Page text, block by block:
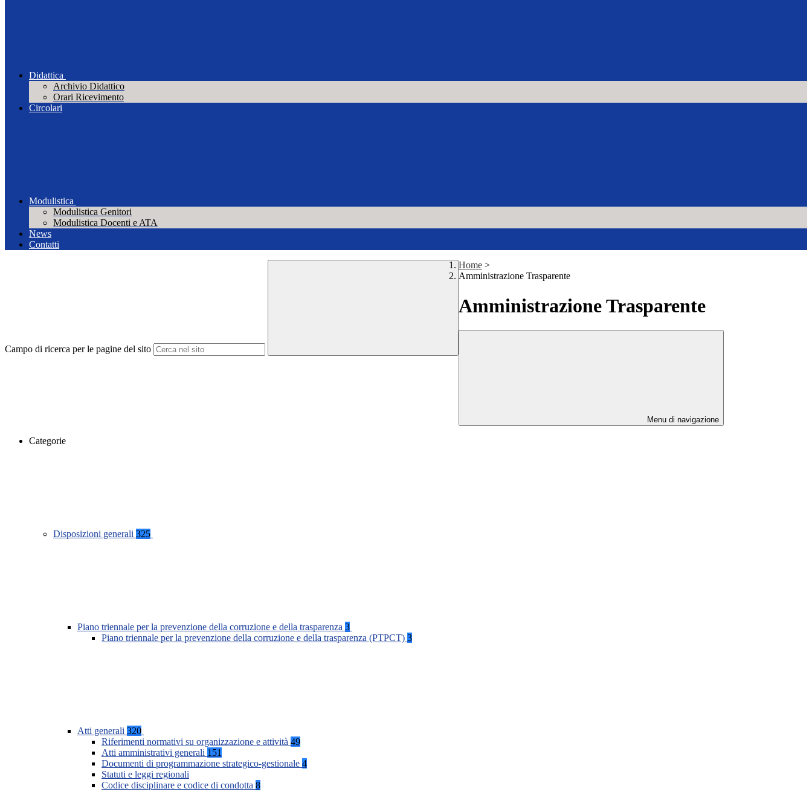
Didattica
Archivio Didattico
Orari Ricevimento
Circolari
Modulistica
Modulistica Genitori
Modulistica Docenti e ATA
News
Contatti
Campo di ricerca per le pagine del sito
Home >
Amministrazione Trasparente
Amministrazione Trasparente
Menu di navigazione
Categorie
Disposizioni generali 325
Piano triennale per la prevenzione della corruzione e della trasparenza 3
Piano triennale per la prevenzione della corruzione e della trasparenza (PTPCT) 3
Atti generali 320
Riferimenti normativi su organizzazione e attività 49
Atti amministrativi generali 151
Documenti di programmazione strategico-gestionale 4
Statuti e leggi regionali
Codice disciplinare e codice di condotta 8